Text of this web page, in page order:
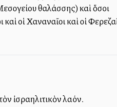
θαλάσσης) καὶ ὅσοι
οἱ Χαναναῖοι καὶ οἱ
ἰσραηλιτικὸν λαόν.